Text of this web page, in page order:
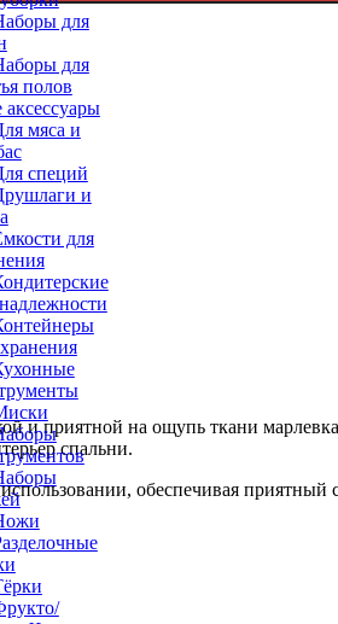
для
для
полов
мяса и
специй
и
для
и приятной на ощупь ткани
спальни.
обеспечивая приятный